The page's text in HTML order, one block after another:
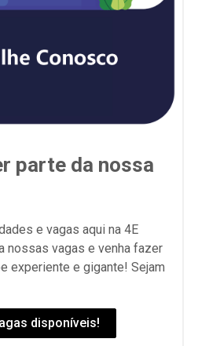
parte da nossa
e vagas aqui na 4E
nossas vagas e venha fazer
experiente e gigante! Sejam
disponíveis!